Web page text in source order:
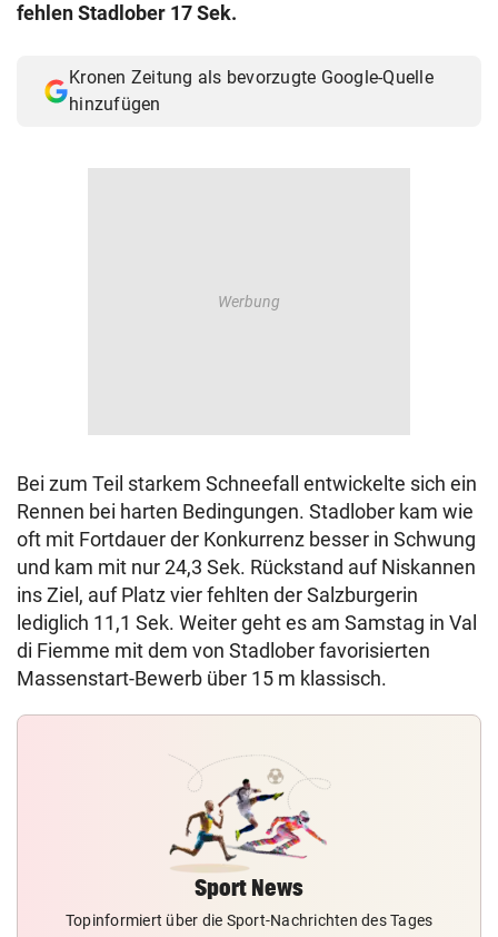
fehlen Stadlober 17 Sek.
Kronen Zeitung als bevorzugte Google-Quelle
hinzufügen
Bei zum Teil starkem Schneefall entwickelte sich ein
Rennen bei harten Bedingungen. Stadlober kam wie
oft mit Fortdauer der Konkurrenz besser in Schwung
und kam mit nur 24,3 Sek. Rückstand auf Niskannen
ins Ziel, auf Platz vier fehlten der Salzburgerin
lediglich 11,1 Sek. Weiter geht es am Samstag in Val
di Fiemme mit dem von Stadlober favorisierten
Massenstart-Bewerb über 15 m klassisch.
Sport News
Topinformiert über die Sport-Nachrichten des Tages